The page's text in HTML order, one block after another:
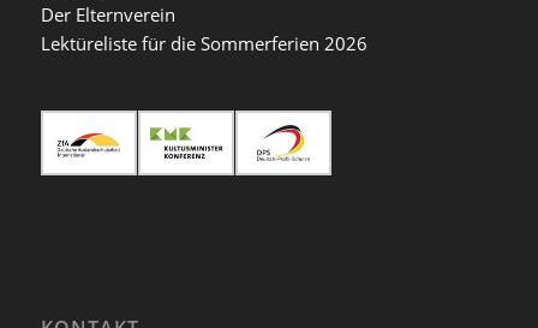
Der Elternverein
Lektüreliste für die Sommerferien 2026